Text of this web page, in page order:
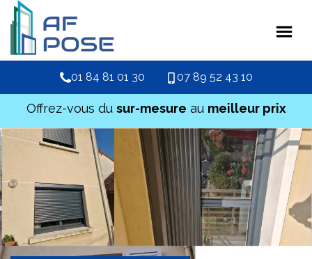
01 84 81 01 30 07 89 52 43 10
Offrez-vous du sur-mesure au meilleur prix